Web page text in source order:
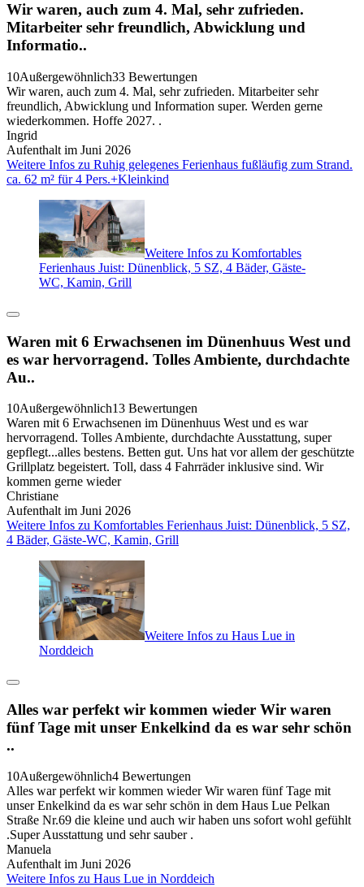
Wir waren, auch zum 4. Mal, sehr zufrieden.
Mitarbeiter sehr freundlich, Abwicklung und
Informatio..
10Außergewöhnlich33 Bewertungen
Wir waren, auch zum 4. Mal, sehr zufrieden. Mitarbeiter sehr
freundlich, Abwicklung und Information super. Werden gerne
wiederkommen. Hoffe 2027. .
Ingrid
Aufenthalt im Juni 2026
Weitere Infos zu Ruhig gelegenes Ferienhaus fußläufig zum Strand.
ca. 62 m² für 4 Pers.+Kleinkind
Weitere Infos zu Komfortables
Ferienhaus Juist: Dünenblick, 5 SZ, 4 Bäder, Gäste-
WC, Kamin, Grill
Waren mit 6 Erwachsenen im Dünenhuus West und
es war hervorragend. Tolles Ambiente, durchdachte
Au..
10Außergewöhnlich13 Bewertungen
Waren mit 6 Erwachsenen im Dünenhuus West und es war
hervorragend. Tolles Ambiente, durchdachte Ausstattung, super
gepflegt...alles bestens. Betten gut. Uns hat vor allem der geschützte
Grillplatz begeistert. Toll, dass 4 Fahrräder inklusive sind. Wir
kommen gerne wieder
Christiane
Aufenthalt im Juni 2026
Weitere Infos zu Komfortables Ferienhaus Juist: Dünenblick, 5 SZ,
4 Bäder, Gäste-WC, Kamin, Grill
Weitere Infos zu Haus Lue in
Norddeich
Alles war perfekt wir kommen wieder Wir waren
fünf Tage mit unser Enkelkind da es war sehr schön
..
10Außergewöhnlich4 Bewertungen
Alles war perfekt wir kommen wieder Wir waren fünf Tage mit
unser Enkelkind da es war sehr schön in dem Haus Lue Pelkan
Straße Nr.69 die kleine und auch wir haben uns sofort wohl gefühlt
.Super Ausstattung und sehr sauber .
Manuela
Aufenthalt im Juni 2026
Weitere Infos zu Haus Lue in Norddeich